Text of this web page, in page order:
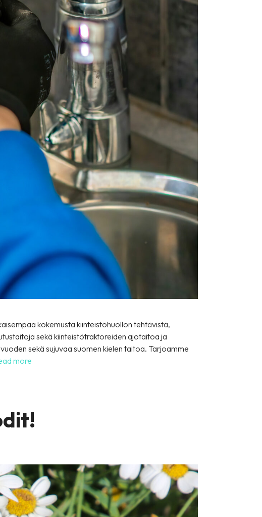
kokemusta kiinteistöhuollon tehtävistä,
sekä kiinteistötraktoreiden ajotaitoa ja
sekä sujuvaa suomen kielen taitoa. Tarjoamme
more